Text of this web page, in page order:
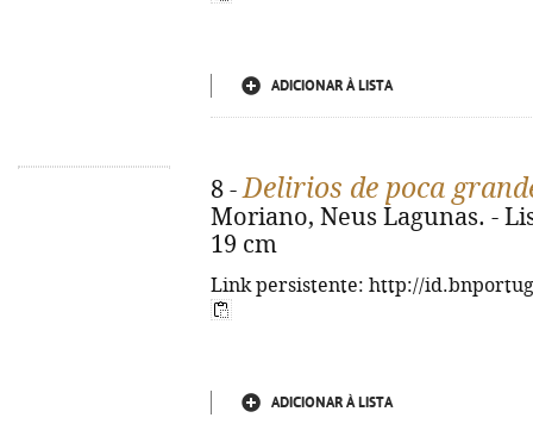
ADICIONAR À LISTA
8 -Delirios de poca
Moriano, Neus Lagunas. -
19 cm
Link persistente: http://
ADICIONAR À LISTA